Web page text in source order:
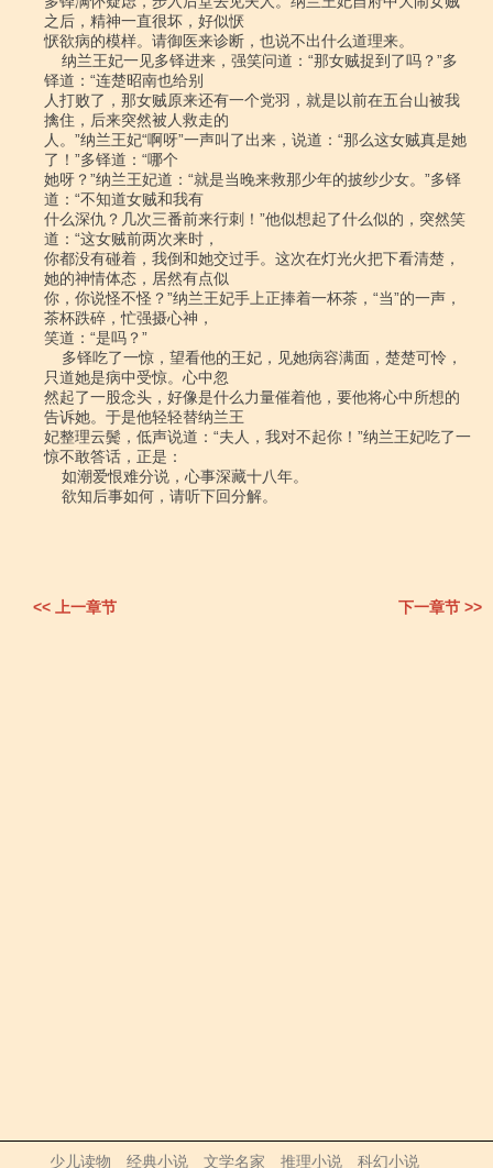
<< 上一章节 下一章节 >>
少儿读物 经典小说 文学名家 推理小说 科幻小说